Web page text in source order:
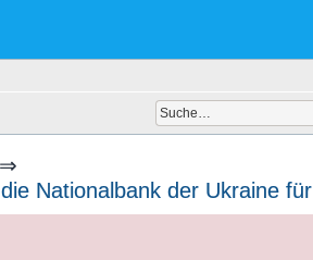
⇒
Nationalbank der Ukraine